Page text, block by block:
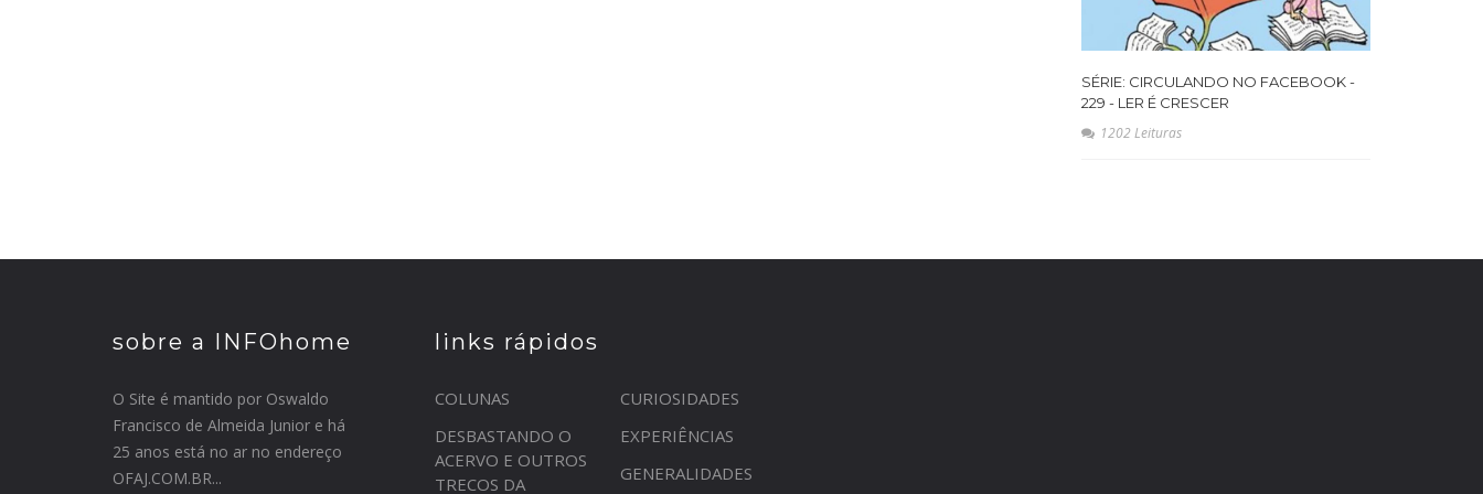
SÉRIE: CIRCULANDO NO FACEBOOK -
229 - LER É CRESCER
1202 Leituras
sobre a INFOhome
O Site é mantido por Oswaldo
Francisco de Almeida Junior e há
25 anos está no ar no endereço
OFAJ.COM.BR...
links rápidos
COLUNAS
CURIOSIDADES
DESBASTANDO O
ACERVO E OUTROS
TRECOS DA
EXPERIÊNCIAS
GENERALIDADES